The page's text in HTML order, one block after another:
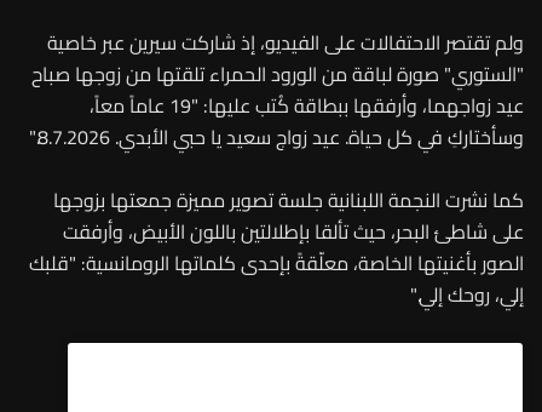
ولم تقتصر الاحتفالات على الفيديو، إذ شاركت سيرين عبر خاصية
"الستوري" صورة لباقة من الورود الحمراء تلقتها من زوجها صباح
عيد زواجهما، وأرفقها ببطاقة كُتب عليها: "19 عاماً معاً،
وسأختاركِ في كل حياة. عيد زواج سعيد يا حبي الأبدي. 8.7.2026."
كما نشرت النجمة اللبنانية جلسة تصوير مميزة جمعتها بزوجها
على شاطئ البحر، حيث تألقا بإطلالتين باللون الأبيض، وأرفقت
الصور بأغنيتها الخاصة، معلّقةً بإحدى كلماتها الرومانسية: "قلبك
إلي، روحك إلي."